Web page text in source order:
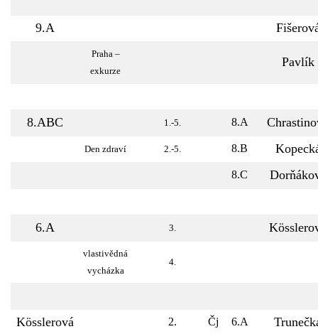
9.A
Praha –
exkurze
Pavlík
8.ABC 1.-5. 8.A
Den zdraví 2.-5. 8.B
8.C
6.A 3.
vlastivědná
vycházka
4.
Kösslerová 2. Čj 6.A